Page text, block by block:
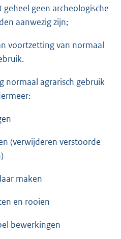
geheel geen archeologische
aanwezig zijn;
voortzetting van normaal
normaal agrarisch gebruik
(verwijderen verstoorde
maken
en rooien
bewerkingen